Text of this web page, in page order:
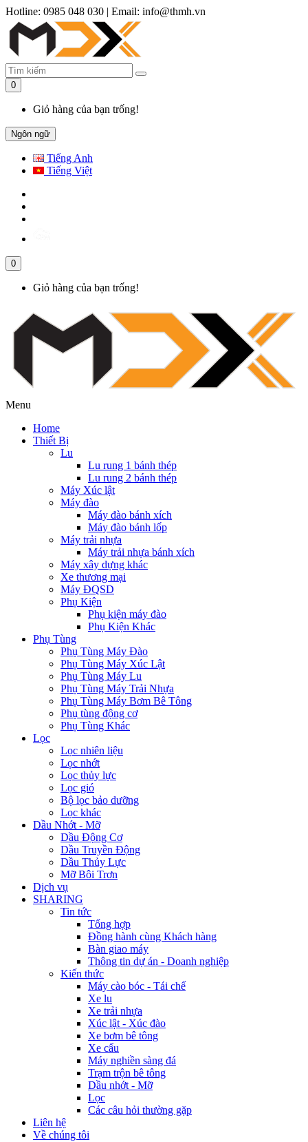
Hotline: 0985 048 030 | Email: info@thmh.vn
0
Giỏ hàng của bạn trống!
Ngôn ngữ
Tiếng Anh
Tiếng Việt
0
Giỏ hàng của bạn trống!
Menu
Home
Thiết Bị
Lu
Lu rung 1 bánh thép
Lu rung 2 bánh thép
Máy Xúc lật
Máy đào
Máy đào bánh xích
Máy đào bánh lốp
Máy trải nhựa
Máy trải nhựa bánh xích
Máy xây dựng khác
Xe thương mại
Máy ĐQSD
Phụ Kiện
Phụ kiện máy đào
Phụ Kiện Khác
Phụ Tùng
Phụ Tùng Máy Đào
Phụ Tùng Máy Xúc Lật
Phụ Tùng Máy Lu
Phụ Tùng Máy Trải Nhựa
Phụ Tùng Máy Bơm Bê Tông
Phụ tùng động cơ
Phụ Tùng Khác
Lọc
Lọc nhiên liệu
Lọc nhớt
Lọc thủy lực
Lọc gió
Bộ lọc bảo dưỡng
Lọc khác
Dầu Nhớt - Mỡ
Dầu Động Cơ
Dầu Truyền Động
Dầu Thủy Lực
Mỡ Bôi Trơn
Dịch vụ
SHARING
Tin tức
Tổng hợp
Đồng hành cùng Khách hàng
Bàn giao máy
Thông tin dự án - Doanh nghiệp
Kiến thức
Máy cào bóc - Tái chế
Xe lu
Xe trải nhựa
Xúc lật - Xúc đào
Xe bơm bê tông
Xe cẩu
Máy nghiền sàng đá
Trạm trộn bê tông
Dầu nhớt - Mỡ
Lọc
Các câu hỏi thường gặp
Liên hệ
Về chúng tôi